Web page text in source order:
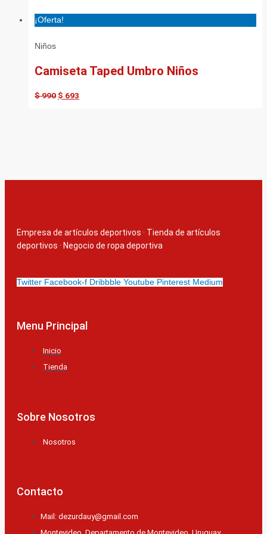
¡Oferta!
Niños
Camiseta Taped Umbro Niños
$990 $ 693
Empresa de artículos deportivos · Tienda de artículos
deportivos · Negocio de ropa deportiva
Twitter Facebook-f Dribbble Youtube Pinterest Medium
Menu Principal
Inicio
Tienda
Sobre Nosotros
Nosotros
Contacto
Mail: dezurdauy@gmail.com